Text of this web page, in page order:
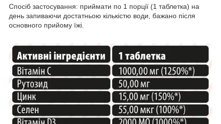
Спосіб застосування: приймати по 1 порції (1 таблетка) на
день запиваючи достатньою кількістю води, бажано після
основного прийому їжі.